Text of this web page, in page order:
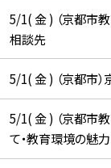
5/1( 金 ) （京都市
相談先
5/1( 金 ) （京都市
5/1( 金 ) （京都市
て・教育環境の魅